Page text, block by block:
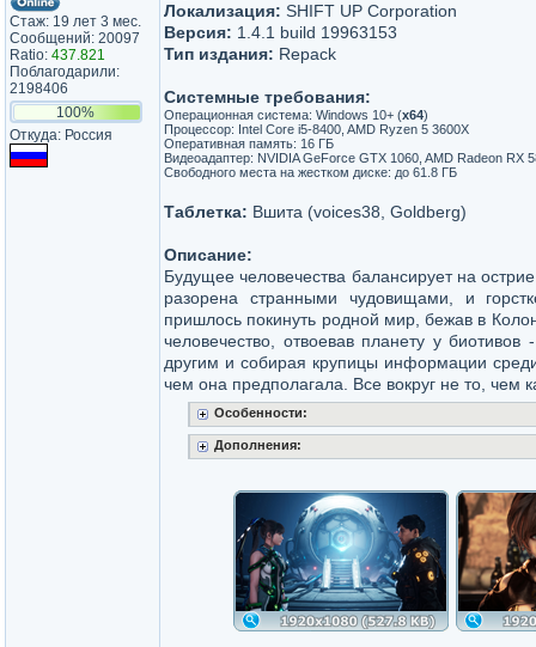
Стаж: 19 лет 3 мес.
Сообщений: 20097
Ratio: 437.821
Поблагодарили:
2198406
100%
Откуда: Россия
Локализация: SHIFT UP Corporation
Версия: 1.4.1 build 19963153
Тип издания: Repack
Системные требования:
Операционная система: Windows 10+ (х64)
Процессор: Intel Core i5-8400, AMD Ryzen 5 3600X
Оперативная память: 16 ГБ
Видеоадаптер: NVIDIA GeForce GTX 1060, AMD Radeon RX
Свободного места на жестком диске: до 61.8 ГБ
Таблетка: Вшита (voices38, Goldberg)
Описание:
Будущее человечества балансирует на
разорена странными чудовищами, и
пришлось покинуть родной мир, бежав в
человечество, отвоевав планету у
другим и собирая крупицы информации
чем она предполагала. Все вокруг не то, чем
Особенности:
Дополнения: